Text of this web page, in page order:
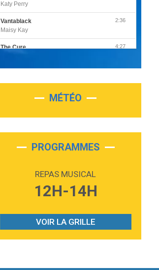
Katy Perry
Vantablack
Maisy Kay
2:36
The Cure
4:27
Luke Combs
Second Chance
Martin Garrix & Ed Sheeran
Bruno Mars
Love sensation
Madonna
2:59
MÉTÉO
PROGRAMMES
REPAS MUSICAL
12H-14H
VOIR LA GRILLE